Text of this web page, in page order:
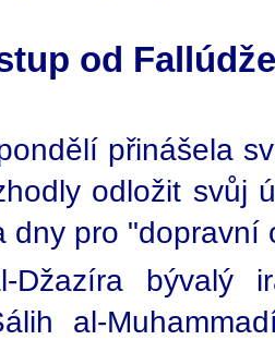
od
přinášela
odložit svůj
dny pro "dopravní
bývalý
al-